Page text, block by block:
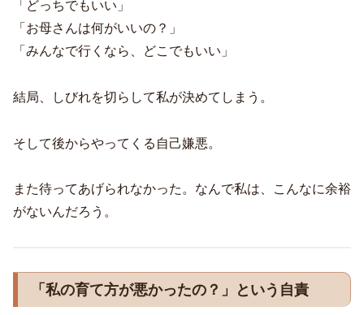
「どっちでもいい」
「お母さんは何がいいの？」
「みんなで行くなら、どこでもいい」
結局、しびれを切らして私が決めてしまう。
そして後からやってくる自己嫌悪。
また待ってあげられなかった。なんで私は、こんなに余裕
がないんだろう。
「私の育て方が悪かったの？」という自責